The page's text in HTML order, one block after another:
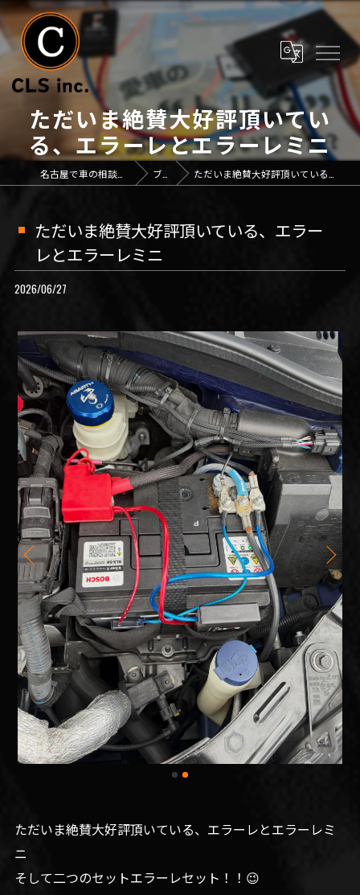
ただいま絶賛大好評頂いてい
る、エラーレとエラーレミニ
ブログ ただいま絶賛大好評頂いている、エラーレとエラーレミニ
ただいま絶賛大好評頂いている、エラー
レとエラーレミニ
2026/06/27
ただいま絶賛大好評頂いている、エラーレとエラーレミ
ニ
そして二つのセットエラーレセット！！😉